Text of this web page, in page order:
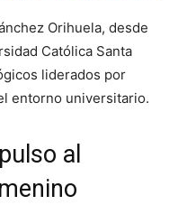
Orihuela, desde
Católica Santa
liderados por
entorno universitario.
al